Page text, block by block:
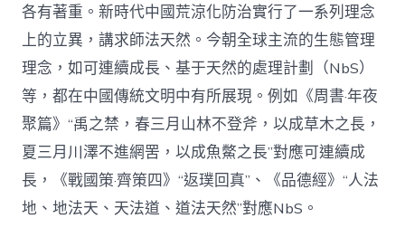
各有著重。新時代中國荒涼化防治實行了一系列理念
上的立異，講求師法天然。今朝全球主流的生態管理
理念，如可連續成長、基于天然的處理計劃（NbS）
等，都在中國傳統文明中有所展現。例如《周書·年夜
聚篇》“禹之禁，春三月山林不登斧，以成草木之長，
夏三月川澤不進網罟，以成魚鱉之長”對應可連續成
長，《戰國策·齊策四》“返璞回真”、《品德經》“人法
地、地法天、天法道、道法天然”對應NbS。